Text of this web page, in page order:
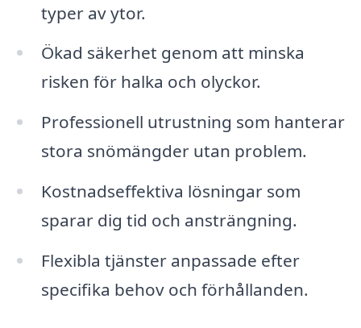
typer av ytor.
Ökad säkerhet genom att minska
risken för halka och olyckor.
Professionell utrustning som hanterar
stora snömängder utan problem.
Kostnadseffektiva lösningar som
sparar dig tid och ansträngning.
Flexibla tjänster anpassade efter
specifika behov och förhållanden.